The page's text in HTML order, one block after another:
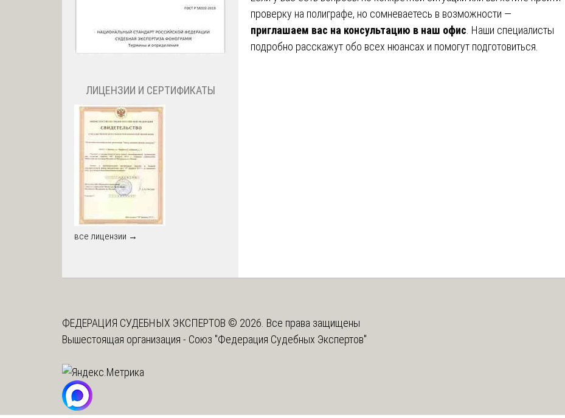
проверку на полиграфе, но сомневаетесь в возможности —
приглашаем вас на консультацию в наш офис . Наши специалисты
подробно расскажут обо всех нюансах и помогут подготовиться.
ЛИЦЕНЗИИ И СЕРТИФИКАТЫ
все лицензии →
ФЕДЕРАЦИЯ СУДЕБНЫХ ЭКСПЕРТОВ © 2026. Все права защищены
Вышестоящая организация - Союз "Федерация Судебных Экспертов"